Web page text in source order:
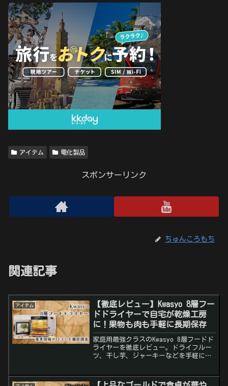
アイテム 電化製品
スポンサーリンク
ちゅんころもち
関連記事
アイテム
【徹底レビュー】Kwasyo 8層フー
ドドライヤーで自宅が乾燥工房
に！果物も肉も手軽に長期保存
家庭用最強クラスのKwasyo 8層フードド
ライヤーを徹底レビュー。ドライフルー
ツ、干し芋、ジャーキーなどを手軽に！